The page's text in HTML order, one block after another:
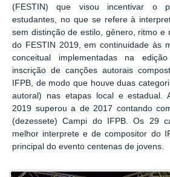
(FESTIN) que visou incentivar o
estudantes, no que se refere à
sem distinção de estilo, gênero, ritmo e
do FESTIN 2019, em continuidade às
conceitual implementadas na
inscrição de canções autorais
IFPB, de modo que houve duas
autoral) nas etapas local e estadual.
2019 superou a de 2017 contando
(dezessete) Campi do IFPB.Os 29
melhor interprete e de compositor do
principal do evento centenas de jovens.